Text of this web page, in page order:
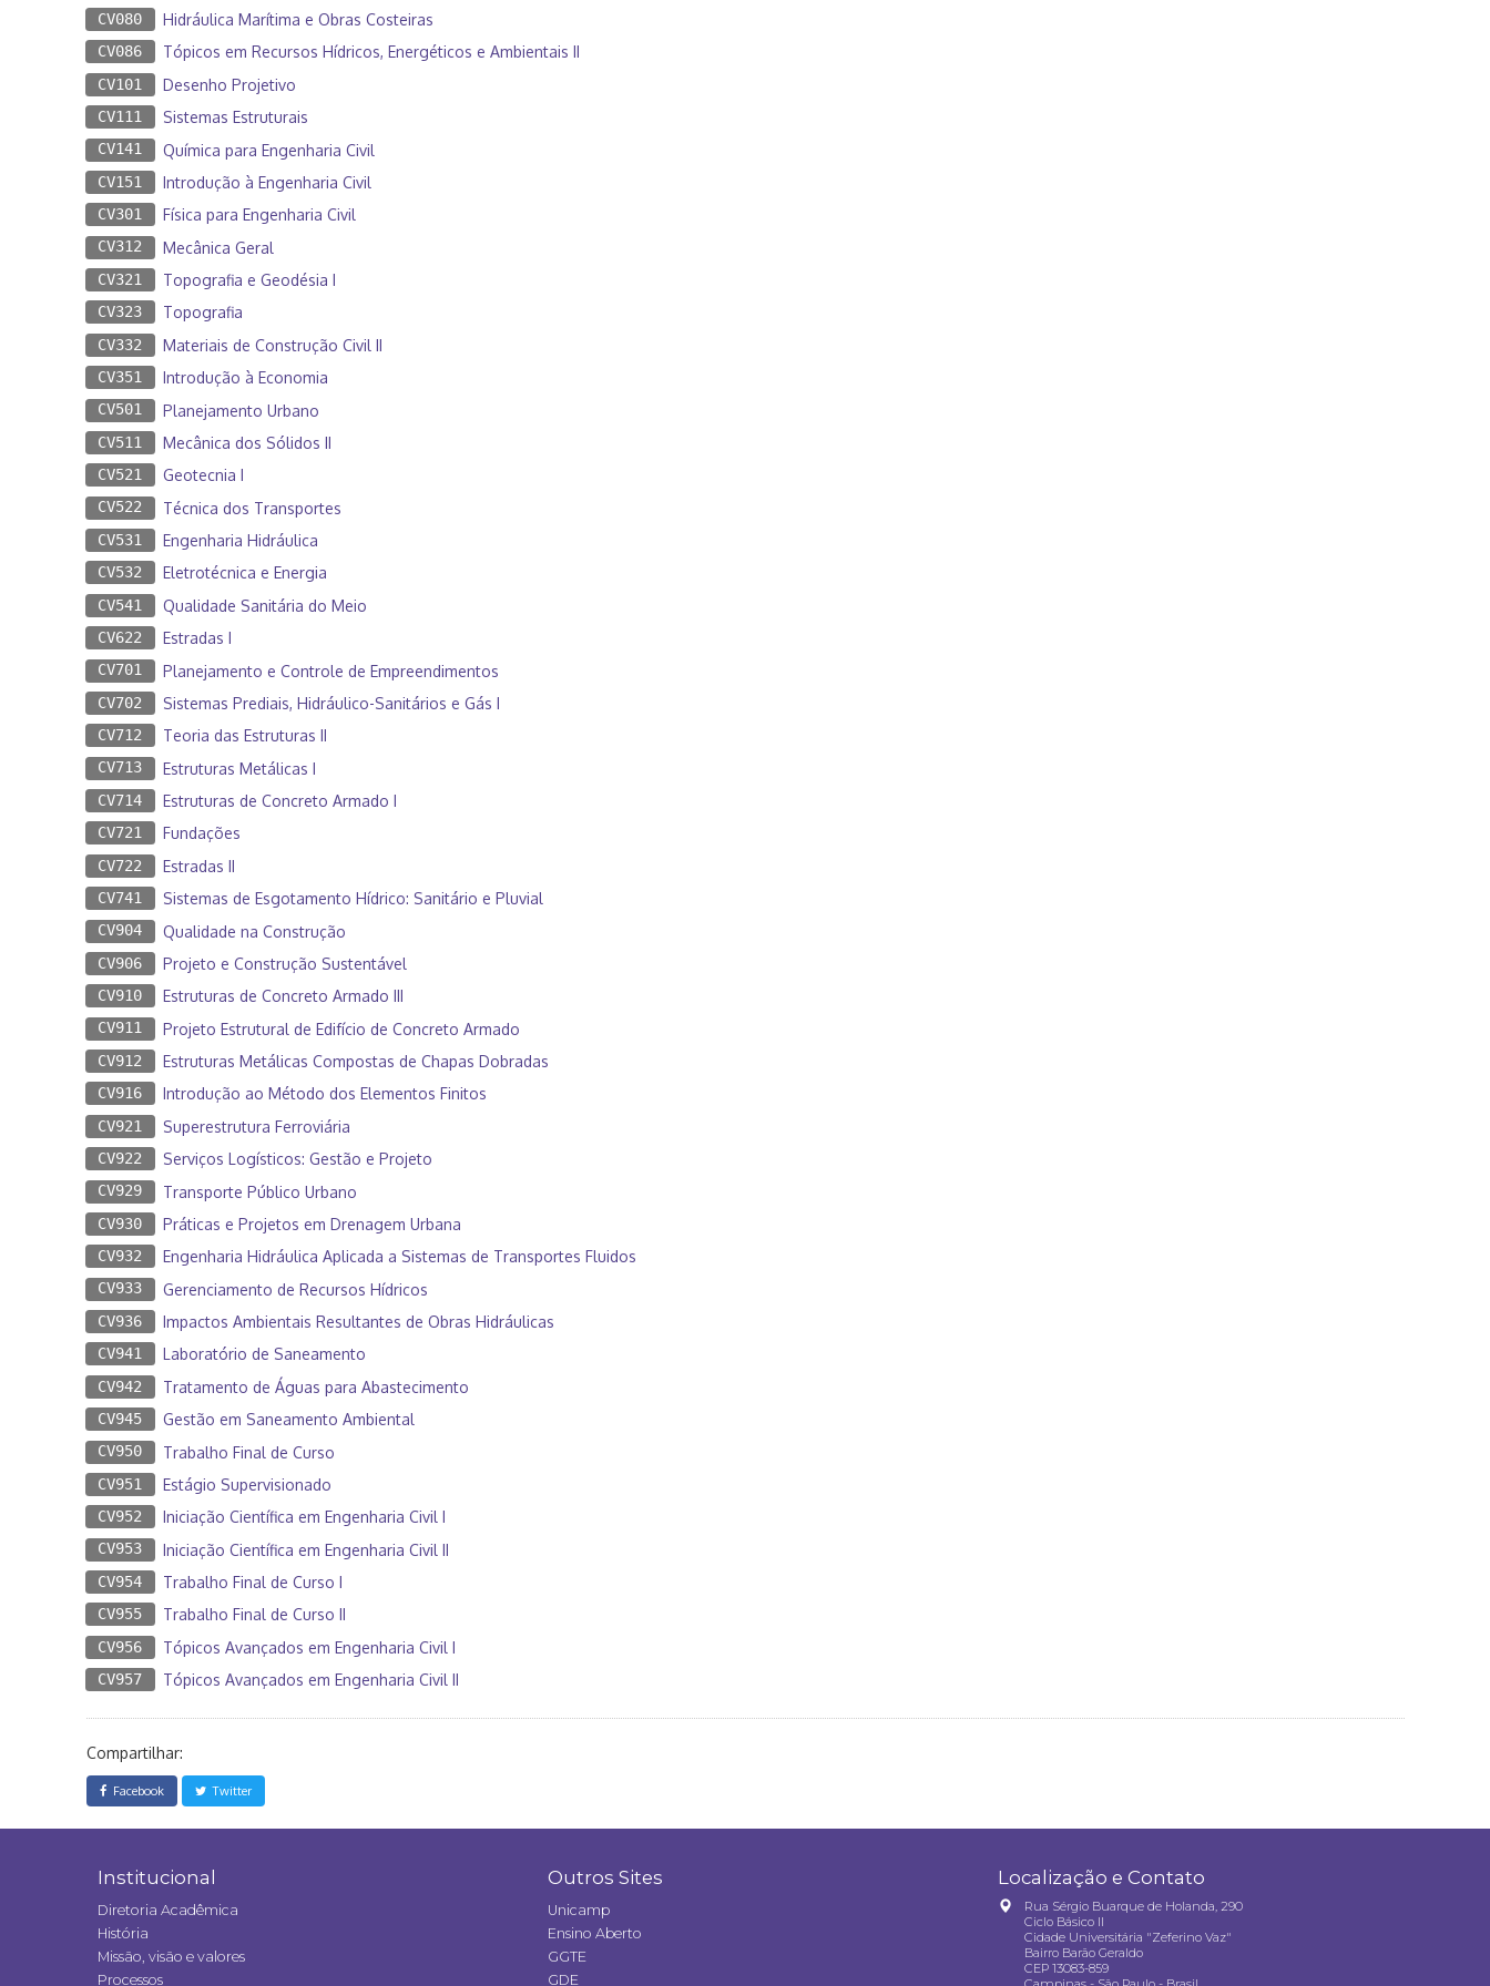
CV080 Hidráulica Marítima e Obras Costeiras
CV086 Tópicos em Recursos Hídricos, Energéticos e Ambientais II
CV101 Desenho Projetivo
CV111 Sistemas Estruturais
CV141 Química para Engenharia Civil
CV151 Introdução à Engenharia Civil
CV301 Física para Engenharia Civil
CV312 Mecânica Geral
CV321 Topografia e Geodésia I
CV323 Topografia
CV332 Materiais de Construção Civil II
CV351 Introdução à Economia
CV501 Planejamento Urbano
CV511 Mecânica dos Sólidos II
CV521 Geotecnia I
CV522 Técnica dos Transportes
CV531 Engenharia Hidráulica
CV532 Eletrotécnica e Energia
CV541 Qualidade Sanitária do Meio
CV622 Estradas I
CV701 Planejamento e Controle de Empreendimentos
CV702 Sistemas Prediais, Hidráulico-Sanitários e Gás I
CV712 Teoria das Estruturas II
CV713 Estruturas Metálicas I
CV714 Estruturas de Concreto Armado I
CV721 Fundações
CV722 Estradas II
CV741 Sistemas de Esgotamento Hídrico: Sanitário e Pluvial
CV904 Qualidade na Construção
CV906 Projeto e Construção Sustentável
CV910 Estruturas de Concreto Armado III
CV911 Projeto Estrutural de Edifício de Concreto Armado
CV912 Estruturas Metálicas Compostas de Chapas Dobradas
CV916 Introdução ao Método dos Elementos Finitos
CV921 Superestrutura Ferroviária
CV922 Serviços Logísticos: Gestão e Projeto
CV929 Transporte Público Urbano
CV930 Práticas e Projetos em Drenagem Urbana
CV932 Engenharia Hidráulica Aplicada a Sistemas de Transportes Fluidos
CV933 Gerenciamento de Recursos Hídricos
CV936 Impactos Ambientais Resultantes de Obras Hidráulicas
CV941 Laboratório de Saneamento
CV942 Tratamento de Águas para Abastecimento
CV945 Gestão em Saneamento Ambiental
CV950 Trabalho Final de Curso
CV951 Estágio Supervisionado
CV952 Iniciação Científica em Engenharia Civil I
CV953 Iniciação Científica em Engenharia Civil II
CV954 Trabalho Final de Curso I
CV955 Trabalho Final de Curso II
CV956 Tópicos Avançados em Engenharia Civil I
CV957 Tópicos Avançados em Engenharia Civil II
Compartilhar:
Facebook Twitter
Institucional
Diretoria Acadêmica
História
Missão, visão e valores
Processos
Outros Sites
Unicamp
Ensino Aberto
GGTE
GDE
Localização e Contato
Rua Sérgio Buarque de Holanda, 290
Ciclo Básico II
Cidade Universitária "Zeferino Vaz"
Bairro Barão Geraldo
CEP 13083-859